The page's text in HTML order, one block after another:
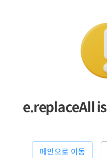
e.replaceAll
메인으로 이동